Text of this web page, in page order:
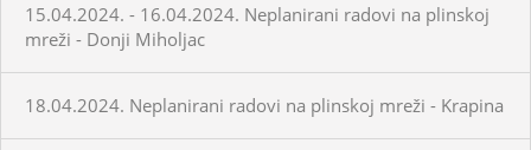
15.04.2024. - 16.04.2024. Neplanirani radovi na plinskoj
mreži - Donji Miholjac
18.04.2024. Neplanirani radovi na plinskoj mreži - Krapina